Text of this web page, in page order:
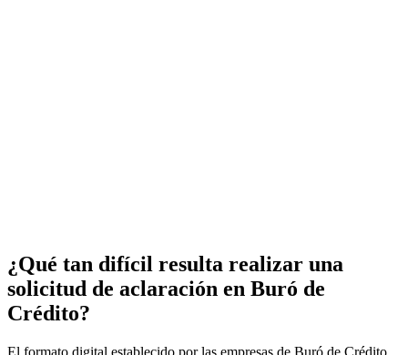
¿Qué tan difícil resulta realizar una
solicitud de aclaración en Buró de
Crédito?
El formato digital establecido por las empresas de Buró de Crédito